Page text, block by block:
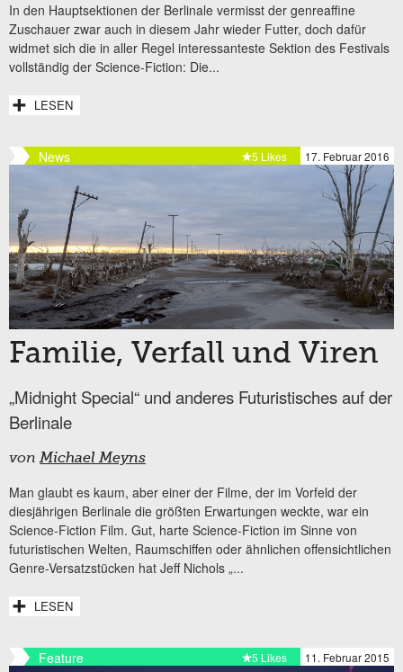
In den Hauptsektionen der Berlinale vermisst der genreaffine
Zuschauer zwar auch in diesem Jahr wieder Futter, doch dafür
widmet sich die in aller Regel interessanteste Sektion des Festivals
vollständig der Science-Fiction: Die...
LESEN
News 17. Februar 2016
5 Likes
Familie, Verfall und Viren
„Midnight Special“ und anderes Futuristisches auf der
Berlinale
vonMichael Meyns
Man glaubt es kaum, aber einer der Filme, der im Vorfeld der
diesjährigen Berlinale die größten Erwartungen weckte, war ein
Science-Fiction Film. Gut, harte Science-Fiction im Sinne von
futuristischen Welten, Raumschiffen oder ähnlichen offensichtlichen
Genre-Versatzstücken hat Jeff Nichols „...
LESEN
Feature 11. Februar 2015
5 Likes